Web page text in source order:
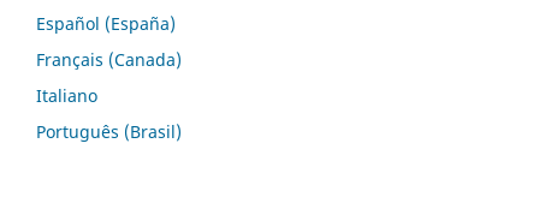
Español (España)
Français (Canada)
Italiano
Português (Brasil)